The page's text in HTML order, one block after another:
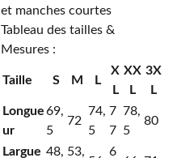
et manches courtes
Tableau des tailles &
Mesures :
Taille S M L
X
L
XX
L
3X
L
Longue
ur
69,
5
72
74,
5
7
7
78,
5
80
Largue 48, 53,
6